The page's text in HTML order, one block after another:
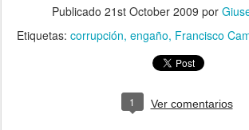
Publicado 21st October 2009 por
Etiquetas: corrupción engaño Francisco
1 Ver comentarios